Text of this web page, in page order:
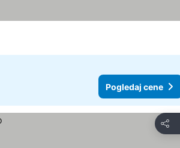
Pogledaj cene
Deli